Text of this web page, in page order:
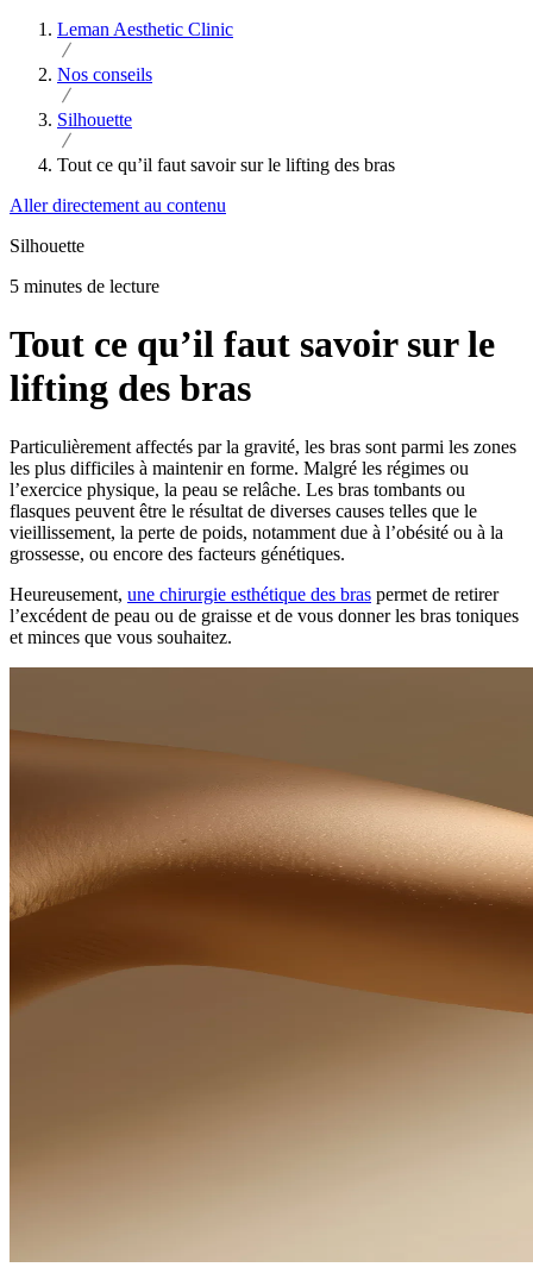
Leman Aesthetic Clinic
Nos conseils
Silhouette
Tout ce qu’il faut savoir sur le lifting des bras
Aller directement au contenu
Silhouette
5 minutes de lecture
Tout ce qu’il faut savoir sur le
lifting des bras
Particulièrement affectés par la gravité, les bras sont parmi les zones
les plus difficiles à maintenir en forme. Malgré les régimes ou
l’exercice physique, la peau se relâche. Les bras tombants ou
flasques peuvent être le résultat de diverses causes telles que le
vieillissement, la perte de poids, notamment due à l’obésité ou à la
grossesse, ou encore des facteurs génétiques.
Heureusement, une chirurgie esthétique des bras permet de retirer
l’excédent de peau ou de graisse et de vous donner les bras toniques
et minces que vous souhaitez.